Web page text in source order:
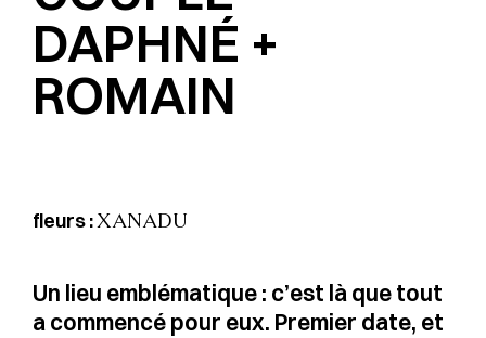
DAPHNÉ +
ROMAIN
fleurs :XANADU
Un lieu emblématique : c’est là que tout
a commencé pour eux. Premier date, et